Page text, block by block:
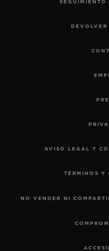
SEGUIMIENTO
AVISO LEGAL Y
TÉRMINOS Y
NO VENDER NI